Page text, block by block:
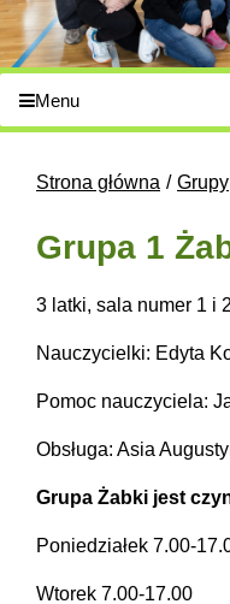
Menu
Strona główna Grupy
Grupa 1
3 latki, sala numer 1 i
Nauczycielki: Edyta
Pomoc nauczyciela:
Obsługa: Asia
Grupa Żabki jest
Poniedziałek 7.00-
Wtorek 7.00-17.00